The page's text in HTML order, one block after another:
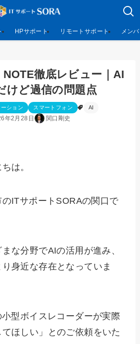
HPサポート リモートサポート メン
徹底レビュー｜AI
けど過信の問題点
ション スマートフォン AI
年2月28日 関口剛史
は。
ITサポートSORAの関口で
な分野でAIの活用が進み、
身近な存在となっていま
型ボイスレコーダーが実際
ほしい」とのご依頼をいた